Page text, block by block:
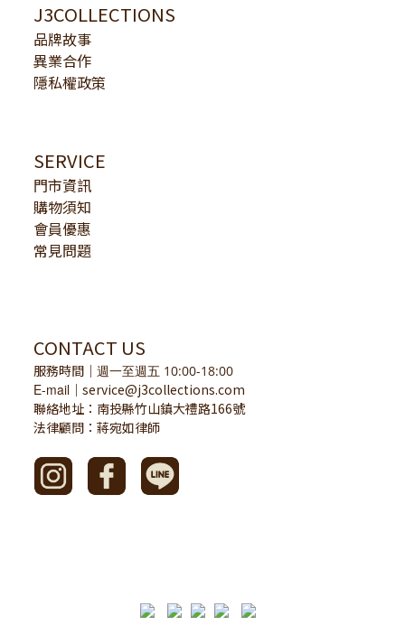
J3COLLECTIONS
品牌故事
異業合作
隱私權政策
SERVICE
門市資訊
購物須知
會員優惠
常見問題
CONTACT US
服務時間 ｜ 週一至週五 10:00-18:00
E-mail
service@j3collections.com
聯絡地址：南投縣竹山鎮大禮路166號
法律顧問：蔣宛如律師